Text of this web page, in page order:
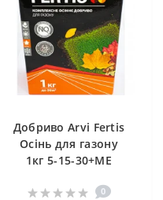
Добриво Arvi Fertis
Осінь для газону
1кг 5-15-30+МЕ
0